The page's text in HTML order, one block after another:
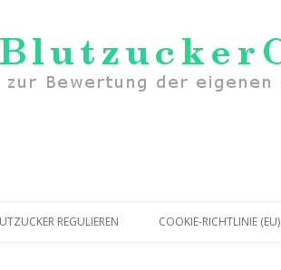
REGULIEREN COOKIE-RICHTLINIE (EU)